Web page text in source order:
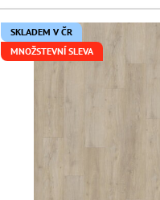
SKLADEM V ČR
MNOŽSTEVNÍ SLEVA